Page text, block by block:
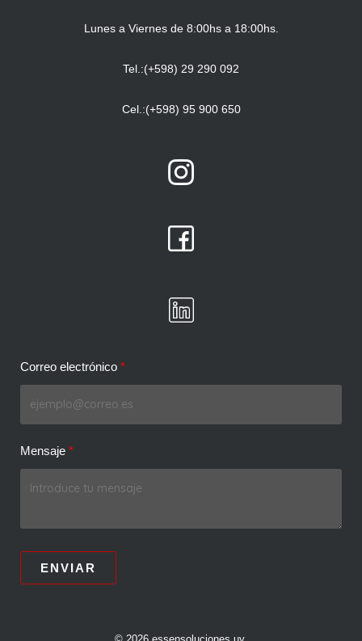
Lunes a Viernes de 8:00hs a 18:00hs.
Tel.:(+598) 29 290 092
Cel.:(+598) 95 900 650
Correo electrónico
Mensaje
ENVIAR